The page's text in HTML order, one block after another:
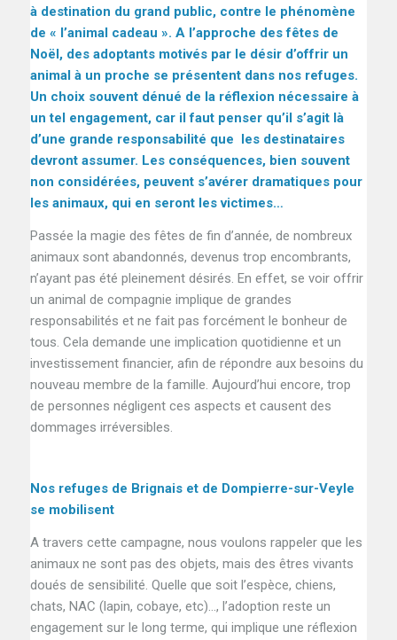
à destination du grand public, contre le phénomène
de « l’animal cadeau ». A l’approche des fêtes de
Noël, des adoptants motivés par le désir d’offrir un
animal à un proche se présentent dans nos refuges.
Un choix souvent dénué de la réflexion nécessaire à
un tel engagement, car il faut penser qu’il s’agit là
d’une grande responsabilité que les destinataires
devront assumer. Les conséquences, bien souvent
non considérées, peuvent s’avérer dramatiques pour
les animaux, qui en seront les victimes…
Passée la magie des fêtes de fin d’année, de nombreux
animaux sont abandonnés, devenus trop encombrants,
n’ayant pas été pleinement désirés. En effet, se voir offrir
un animal de compagnie implique de grandes
responsabilités et ne fait pas forcément le bonheur de
tous. Cela demande une implication quotidienne et un
investissement financier, afin de répondre aux besoins du
nouveau membre de la famille. Aujourd’hui encore, trop
de personnes négligent ces aspects et causent des
dommages irréversibles.
Nos refuges de Brignais et de Dompierre-sur-Veyle
se mobilisent
A travers cette campagne, nous voulons rappeler que les
animaux ne sont pas des objets, mais des êtres vivants
doués de sensibilité. Quelle que soit l’espèce, chiens,
chats, NAC (lapin, cobaye, etc)…, l’adoption reste un
engagement sur le long terme, qui implique une réflexion